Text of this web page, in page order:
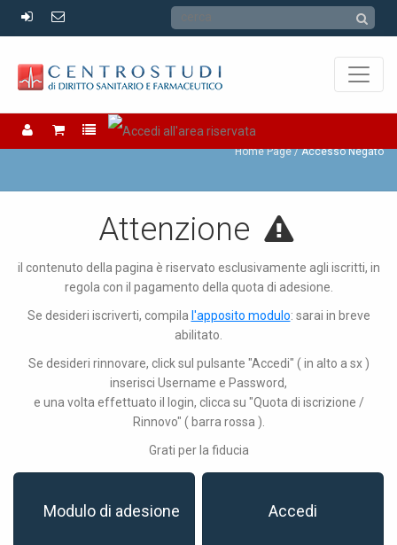
Accesso Negato
Home Page Accesso Negato
Attenzione
il contenuto della pagina è riservato esclusivamente agli iscritti, in
regola con il pagamento della quota di adesione.
Se desideri iscriverti, compila l'apposito modulo: sarai in breve
abilitato.
Se desideri rinnovare, click sul pulsante "Accedi" ( in alto a sx )
inserisci Username e Password,
e una volta effettuato il login, clicca su "Quota di iscrizione /
Rinnovo" ( barra rossa ).
Grati per la fiducia
Modulo di adesione Accedi